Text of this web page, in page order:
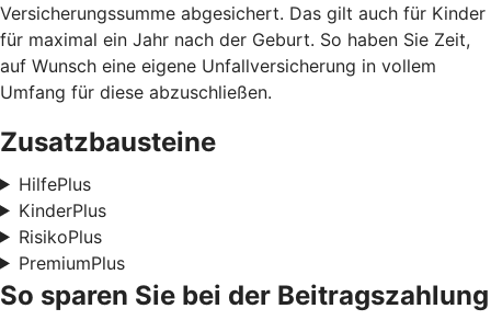
Versicherungssumme abgesichert. Das gilt auch für Kinder
für maximal ein Jahr nach der Geburt. So haben Sie Zeit,
auf Wunsch eine eigene Unfallversicherung in vollem
Umfang für diese abzuschließen.
Zusatzbausteine
HilfePlus
KinderPlus
RisikoPlus
PremiumPlus
So sparen Sie bei der Beitragszahlung